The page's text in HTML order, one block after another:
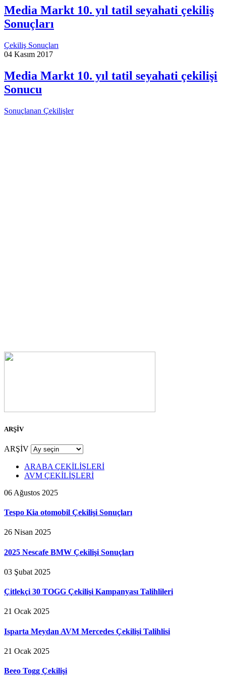
Media Markt 10. yıl tatil seyahati çekiliş
Sonuçları
Çekiliş Sonuçları
04 Kasım 2017
Media Markt 10. yıl tatil seyahati çekilişi
Sonucu
Sonuçlanan Çekilişler
ARŞİV
ARŞİV
ARABA ÇEKİLİŞLERİ
AVM ÇEKİLİŞLERİ
06 Ağustos 2025
Tespo Kia otomobil Çekilişi Sonuçları
26 Nisan 2025
2025 Nescafe BMW Çekilişi Sonuçları
03 Şubat 2025
Çitlekçi 30 TOGG Çekilişi Kampanyası Talihlileri
21 Ocak 2025
Isparta Meydan AVM Mercedes Çekilişi Talihlisi
21 Ocak 2025
Beeo Togg Çekilişi